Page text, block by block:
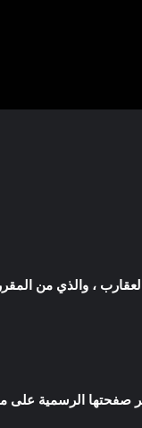
، والذي من
الرسمية على